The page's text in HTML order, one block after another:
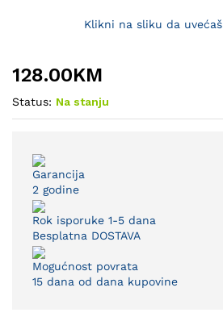
Klikni na sliku da uvećaš
128.00KM
Status: Na stanju
Garancija
2 godine
Rok isporuke 1-5 dana
Besplatna DOSTAVA
Mogućnost povrata
15 dana od dana kupovine